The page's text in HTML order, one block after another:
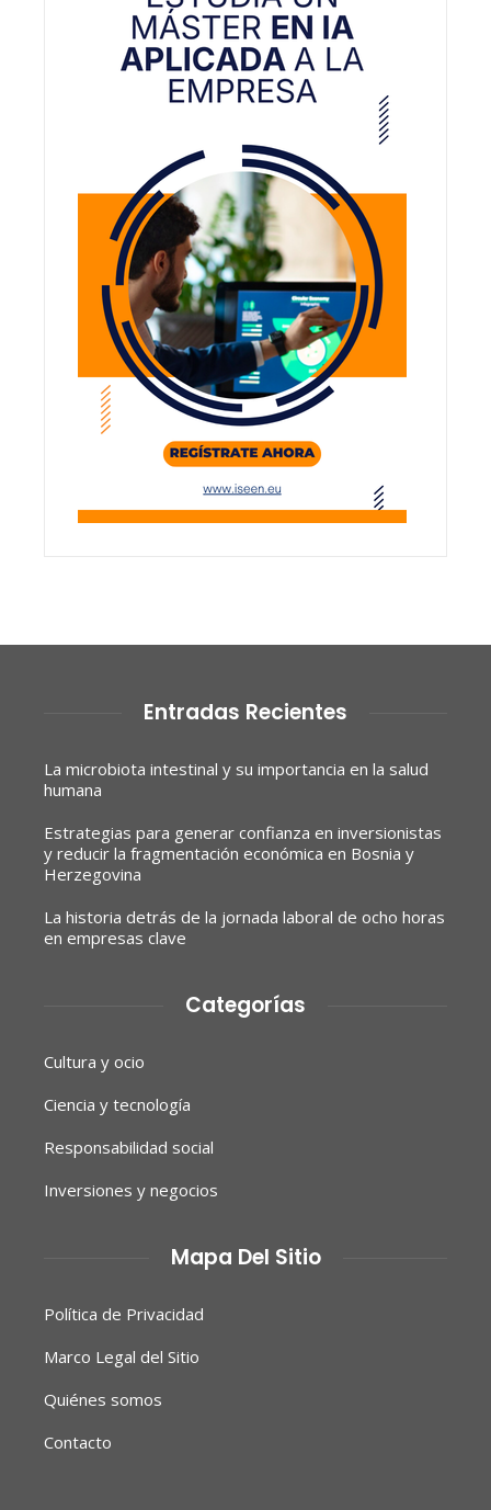
Entradas Recientes
La microbiota intestinal y su importancia en la salud
humana
Estrategias para generar confianza en inversionistas
y reducir la fragmentación económica en Bosnia y
Herzegovina
La historia detrás de la jornada laboral de ocho horas
en empresas clave
Categorías
Cultura y ocio
Ciencia y tecnología
Responsabilidad social
Inversiones y negocios
Mapa Del Sitio
Política de Privacidad
Marco Legal del Sitio
Quiénes somos
Contacto